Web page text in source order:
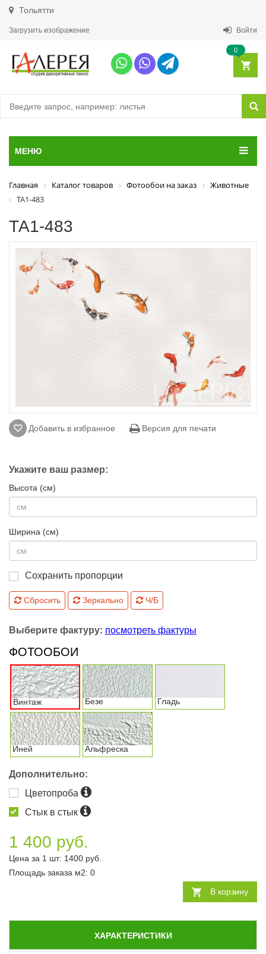
Тольятти
Загрузить изображение Войти
0
МЕНЮ
Главная Каталог товаров Фотообои на заказ
Животные
ТА1-483
ТА1-483
Добавить в избранное Версия для печати
Укажите ваш размер:
Высота (см)
Ширина (см)
Сохранить пропорции
Сбросить Зеркально Ч/Б
Выберите фактуру: посмотреть фактуры
ФОТООБОИ
Винтаж Безе Гладь
Иней Альфреска
Дополнительно:
Цветопроба
Стык в стык
1 400 руб.
Цена за 1 шт: 1400 руб.
Площадь заказа м2: 0
В корзину
ХАРАКТЕРИСТИКИ